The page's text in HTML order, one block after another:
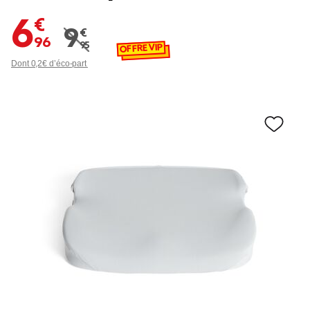
6,96 €
Prix remisé de 9,95 € à 6,96 €
9,95 €
Dont 0,2€ d’éco-part
OFFRE VIP